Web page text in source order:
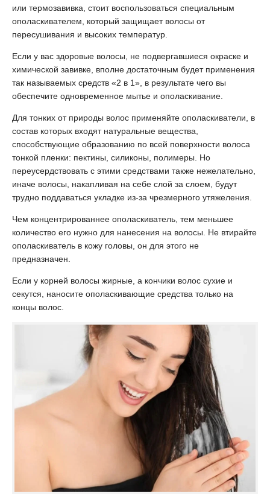
или термозавивка, стоит воспользоваться специальным
ополаскивателем, который защищает волосы от
пересушивания и высоких температур.
Если у вас здоровые волосы, не подвергавшиеся окраске и
химической завивке, вполне достаточным будет применения
так называемых средств «2 в 1», в результате чего вы
обеспечите одновременное мытье и ополаскивание.
Для тонких от природы волос применяйте ополаскиватели, в
состав которых входят натуральные вещества,
способствующие образованию по всей поверхности волоса
тонкой пленки: пектины, силиконы, полимеры. Но
переусердствовать с этими средствами также нежелательно,
иначе волосы, накапливая на себе слой за слоем, будут
трудно поддаваться укладке из-за чрезмерного утяжеления.
Чем концентрированнее ополаскиватель, тем меньшее
количество его нужно для нанесения на волосы. Не втирайте
ополаскиватель в кожу головы, он для этого не
предназначен.
Если у корней волосы жирные, а кончики волос сухие и
секутся, наносите ополаскивающие средства только на
концы волос.